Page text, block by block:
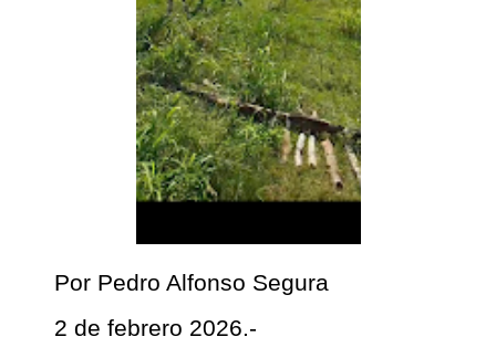
Por Pedro Alfonso Segura
2 de febrero 2026.-